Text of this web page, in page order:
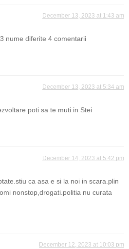
December 13, 2023 at 1:43 am
nume diferite 4 comentarii
December 13, 2023 at 5:34 am
poti sa te muti in Stei
December 14, 2023 at 5:42 pm
ca asa e si la noi in scara.plin
nonstop,drogati.politia nu curata
December 12, 2023 at 10:03 pm